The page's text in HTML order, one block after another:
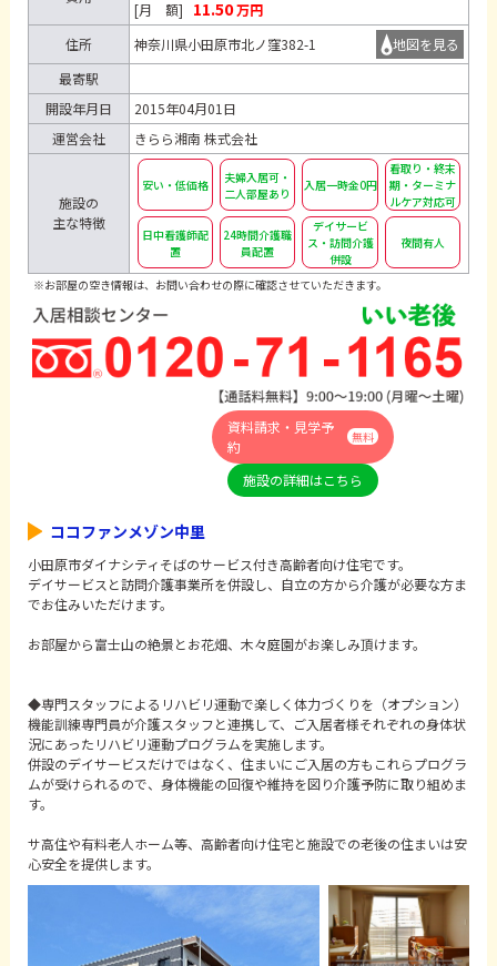
[月 額]
11.50万円
住所
神奈川県小田原市北ノ窪382-1
地図を見る
最寄駅
開設年月日
2015年04月01日
運営会社
きらら湘南 株式会社
施設の
主な特徴
安い・低価格
夫婦入居可・
二人部屋あり
入居一時金0円
看取り・終末
期・ターミナ
ルケア対応可
日中看護師配
置
24時間介護職
員配置
デイサービ
ス・訪問介護
併設
夜間有人
※お部屋の空き情報は、お問い合わせの際に確認させていただきます。
資料請求・見学予
約
無料
施設の詳細はこちら
ココファンメゾン中里
小田原市ダイナシティそばのサービス付き高齢者向け住宅です。
デイサービスと訪問介護事業所を併設し、自立の方から介護が必要な方ま
でお住みいただけます。
お部屋から富士山の絶景とお花畑、木々庭園がお楽しみ頂けます。
◆専門スタッフによるリハビリ運動で楽しく体力づくりを（オプション）
機能訓練専門員が介護スタッフと連携して、ご入居者様それぞれの身体状
況にあったリハビリ運動プログラムを実施します。
併設のデイサービスだけではなく、住まいにご入居の方もこれらプログラ
ムが受けられるので、身体機能の回復や維持を図り介護予防に取り組めま
す。
サ高住や有料老人ホーム等、高齢者向け住宅と施設での老後の住まいは安
心安全を提供します。